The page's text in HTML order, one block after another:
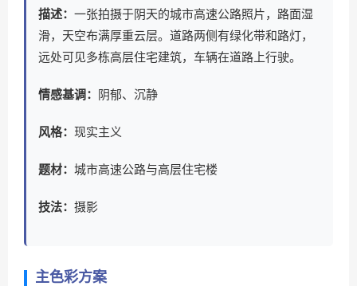
描述： 一张拍摄于阴天的城市高速公路照片，路面湿
滑，天空布满厚重云层。道路两侧有绿化带和路灯，
远处可见多栋高层住宅建筑，车辆在道路上行驶。
情感基调： 阴郁、沉静
风格： 现实主义
题材： 城市高速公路与高层住宅楼
技法： 摄影
主色彩方案